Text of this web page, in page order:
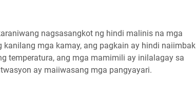
nagsasangkot ng hindi malinis na mga
mga kamay, ang pagkain ay hindi naiimbak
temperatura, ang mga mamimili ay inilalagay sa
ay maiiwasang mga pangyayari.